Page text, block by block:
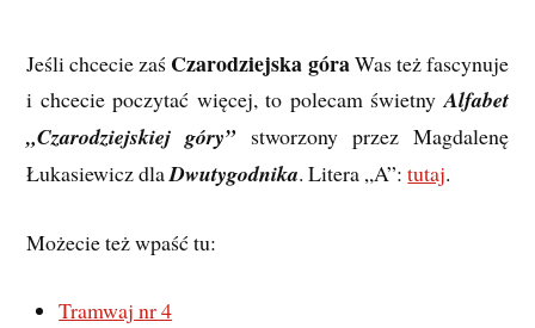
Jeśli chcecie zaś Czarodziejska góraWas też fascynuje
i chcecie poczytać więcej, to polecam świetnyAlfabet
„Czarodziejskiej góry” stworzony przez Magdalenę
Łukasiewicz dlaDwutygodnika. Litera „A”:tutaj.
Możecie też wpaść tu:
Tramwaj nr 4